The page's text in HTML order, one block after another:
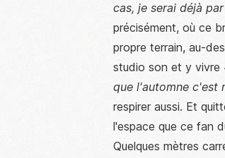
cas, je serai déjà
précisément, où ce
propre terrain, au-
studio son et y vivre
que l'automne c'est
respirer aussi. Et
l'espace que ce fan
Quelques mètres